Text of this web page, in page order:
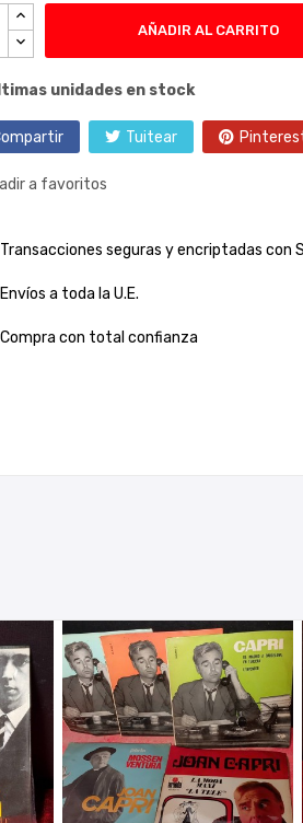
AÑADIR AL CARRITO
unidades en stock
Tuitear
a favoritos
Transacciones seguras y encriptadas con
Envíos a toda la U.E.
Compra con total confianza